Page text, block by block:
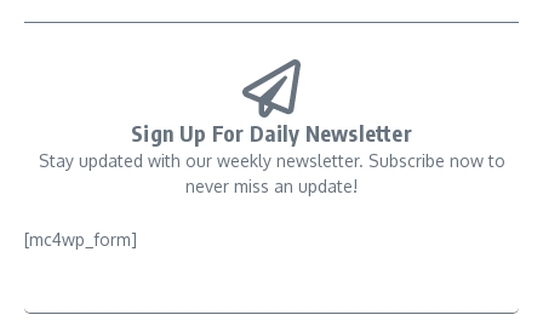
Sign Up For Daily Newsletter
Stay updated with our weekly newsletter. Subscribe now to
never miss an update!
[mc4wp_form]